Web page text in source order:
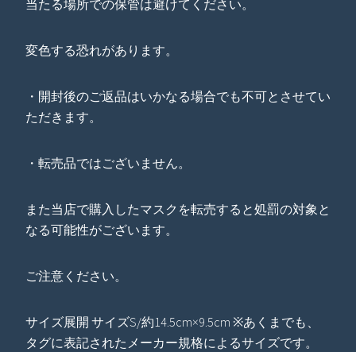
当たる場所での保管は避けてください。
変色する恐れがあります。
・開封後のご返品はいかなる場合でも不可とさせてい
ただきます。
・転売品ではございません。
また当店で購入したマスクを転売すると処罰の対象と
なる可能性がございます。
ご注意ください。
サイズ展開 サイズS/約14.5cm×9.5cm ※あくまでも、
タグに表記されたメーカー規格によるサイズです。